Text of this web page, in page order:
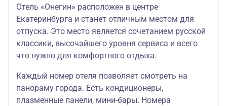
Отель «Онегин» расположен в центре
Екатеринбурга и станет отличным местом для
отпуска. Это место является сочетанием русской
классики, высочайшего уровня сервиса и всего
что нужно для комфортного отдыха.
Каждый номер отеля позволяет смотреть на
панораму города. Есть кондиционеры,
плазменные панели, мини-бары. Номера